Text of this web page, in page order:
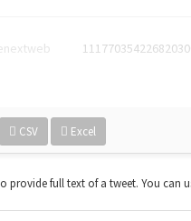
CSV Excel
provide full text of a tweet. You can